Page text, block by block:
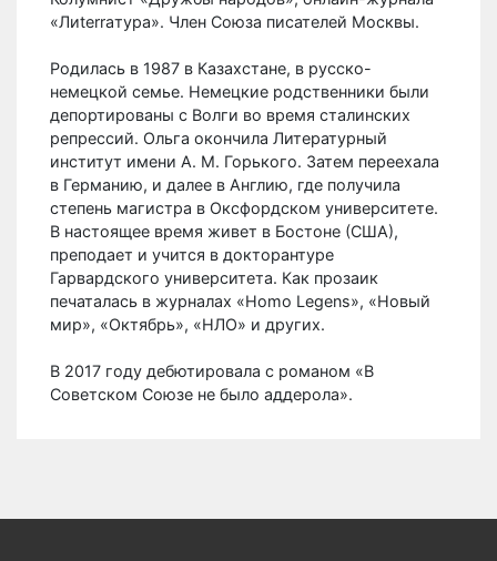
«Лиterraтура». Член Союза писателей Москвы.
Родилась в 1987 в Казахстане, в русско-
немецкой семье. Немецкие родственники были
депортированы с Волги во время сталинских
репрессий. Ольга окончила Литературный
институт имени А. М. Горького. Затем переехала
в Германию, и далее в Англию, где получила
степень магистра в Оксфордском университете.
В настоящее время живет в Бостоне (США),
преподает и учится в докторантуре
Гарвардского университета. Как прозаик
печаталась в журналах «Homo Legens», «Новый
мир», «Октябрь», «НЛО» и других.
В 2017 году дебютировала с романом «В
Советском Союзе не было аддерола».